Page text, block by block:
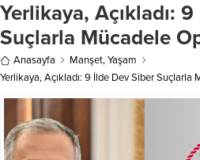
Yerlikaya, Açıkladı:
Suçlarla Mücadele
Anasayfa Manşet,Yaşam
Yerlikaya, Açıkladı: 9 İlde Dev Siber Suçlarla